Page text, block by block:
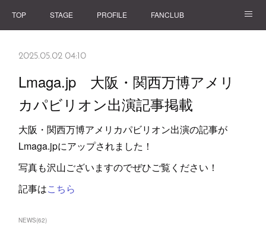
TOP STAGE PROFILE FANCLUB
2025.05.02 04:10
Lmaga.jp 大阪・関西万博アメリ
カパビリオン出演記事掲載
大阪・関西万博アメリカパビリオン出演の記事が
Lmaga.jpにアップされました！
写真も沢山ございますのでぜひご覧ください！
記事はこちら
NEWS(62)